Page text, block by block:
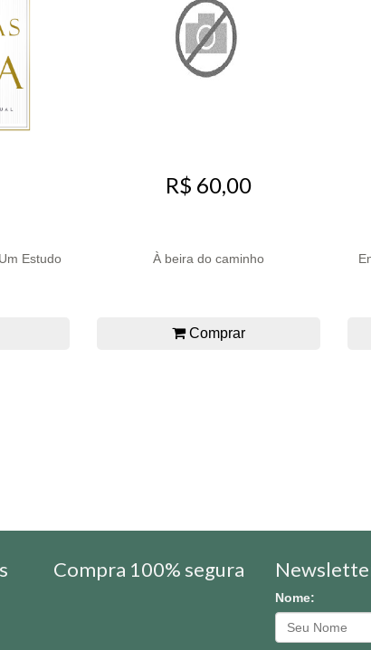
Estudo
R$ 60,00
À beira do caminho
Comprar
Compra 100% segura
Nome: